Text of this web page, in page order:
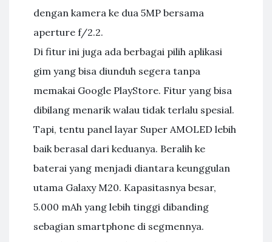
dengan kamera ke dua 5MP bersama
aperture f/2.2.
Di fitur ini juga ada berbagai pilih aplikasi
gim yang bisa diunduh segera tanpa
memakai Google PlayStore. Fitur yang bisa
dibilang menarik walau tidak terlalu spesial.
Tapi, tentu panel layar Super AMOLED lebih
baik berasal dari keduanya. Beralih ke
baterai yang menjadi diantara keunggulan
utama Galaxy M20. Kapasitasnya besar,
5.000 mAh yang lebih tinggi dibanding
sebagian smartphone di segmennya.